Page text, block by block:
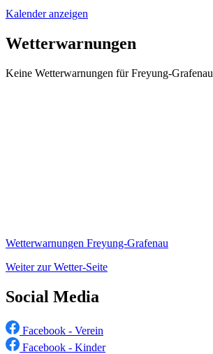
Kalender anzeigen
Wetterwarnungen
Keine Wetterwarnungen für Freyung-Grafenau
Wetterwarnungen Freyung-Grafenau
Weiter zur Wetter-Seite
Social Media
Facebook - Verein
Facebook - Kinder